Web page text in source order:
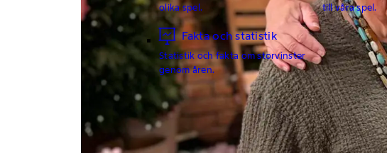
olika spel.
till våra spel.
Fakta och statistik
Statistik och fakta om storvinster
genom åren.